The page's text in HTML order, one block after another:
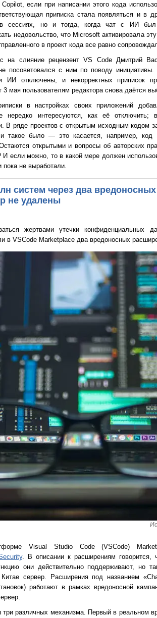
если при написании этого кода
приписка стала появляться и в
в сессиях, но и тогда, когда чат с ИИ
недовольство, что Microsoft активировала
в проект кода все равно
на слияние рецензент VS Code Дмитрий
посоветовался с ним по поводу
ИИ отключены, и некорректных приписок
3 мая пользователям редактора снова даётся
в настройках своих приложений
нередко интересуются, как её
В ряде проектов с открытым исходным кодом
такое было — это касается, например,
открытыми и вопросы об авторских
если можно, то в какой мере должен
не выработали.
систем через два
не удалены
жертвами утечки конфиденциальных
в VSCode Marketplace два вредоносных
Visual Studio Code (VSCode)
. В описании к расширениям
они действительно поддерживают, но
Китае сервер. Расширения под названием
работают в рамках вредоносной
различных механизма. Первый в реальном